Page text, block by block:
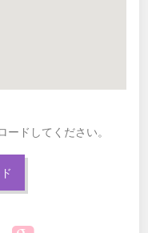
ドしてください。